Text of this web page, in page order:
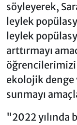
söyleyerek,
leylek
leylek
arttırmayı
öğrencilerimizi
ekolojik denge
sunmayı
"2022 yılında